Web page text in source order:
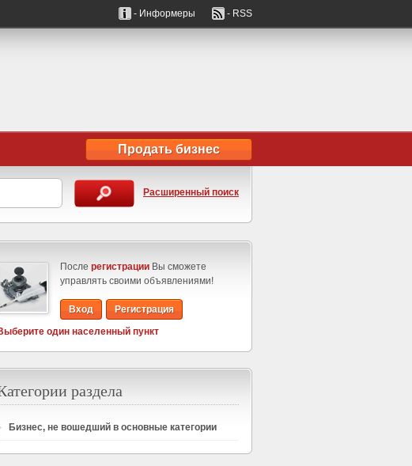
- Информеры - RSS
Продать бизнес
Расширенный поиск
После регистрации Вы сможете
управлять своими объявлениями!
Вход
Регистрация
один населенный пункт
раздела
Бизнес, не вошедший в основные категории